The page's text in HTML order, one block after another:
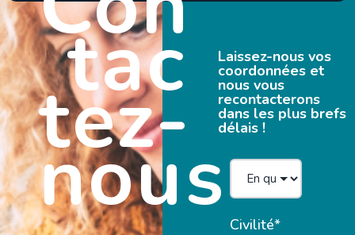
tac
tez-
nous
Laissez-nous vos
coordonnées et
nous vous
recontacterons
dans les plus brefs
délais !
Civilité*